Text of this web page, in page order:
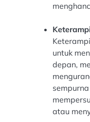
untuk
depan,
atau